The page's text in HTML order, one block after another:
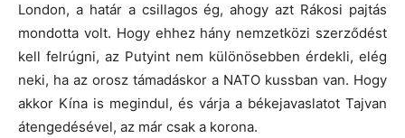
London, a határ a csillagos ég, ahogy azt Rákosi pajtás
mondotta volt. Hogy ehhez hány nemzetközi szerződést
kell felrúgni, az Putyint nem különösebben érdekli, elég
neki, ha az orosz támadáskor a NATO kussban van. Hogy
akkor Kína is megindul, és várja a békejavaslatot Tajvan
átengedésével, az már csak a korona.